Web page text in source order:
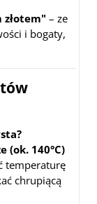
złotem" – ze
i bogaty,
(ok. 140°C)
temperaturę
chrupiącą